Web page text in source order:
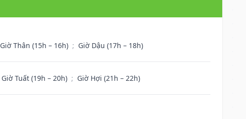
Giờ Thân (15h – 16h) ; Giờ Dậu (17h – 18h)
Giờ Tuất (19h – 20h) ; Giờ Hợi (21h – 22h)